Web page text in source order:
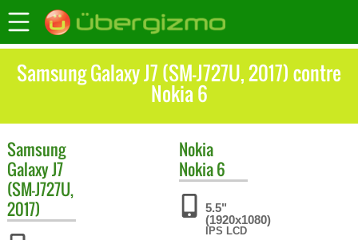
Samsung Galaxy J7 (SM-J727U, 2017) contre
Nokia 6
Samsung
Galaxy J7
(SM-J727U,
2017)
Nokia
Nokia 6
5.5"
(1920x1080)
IPS LCD